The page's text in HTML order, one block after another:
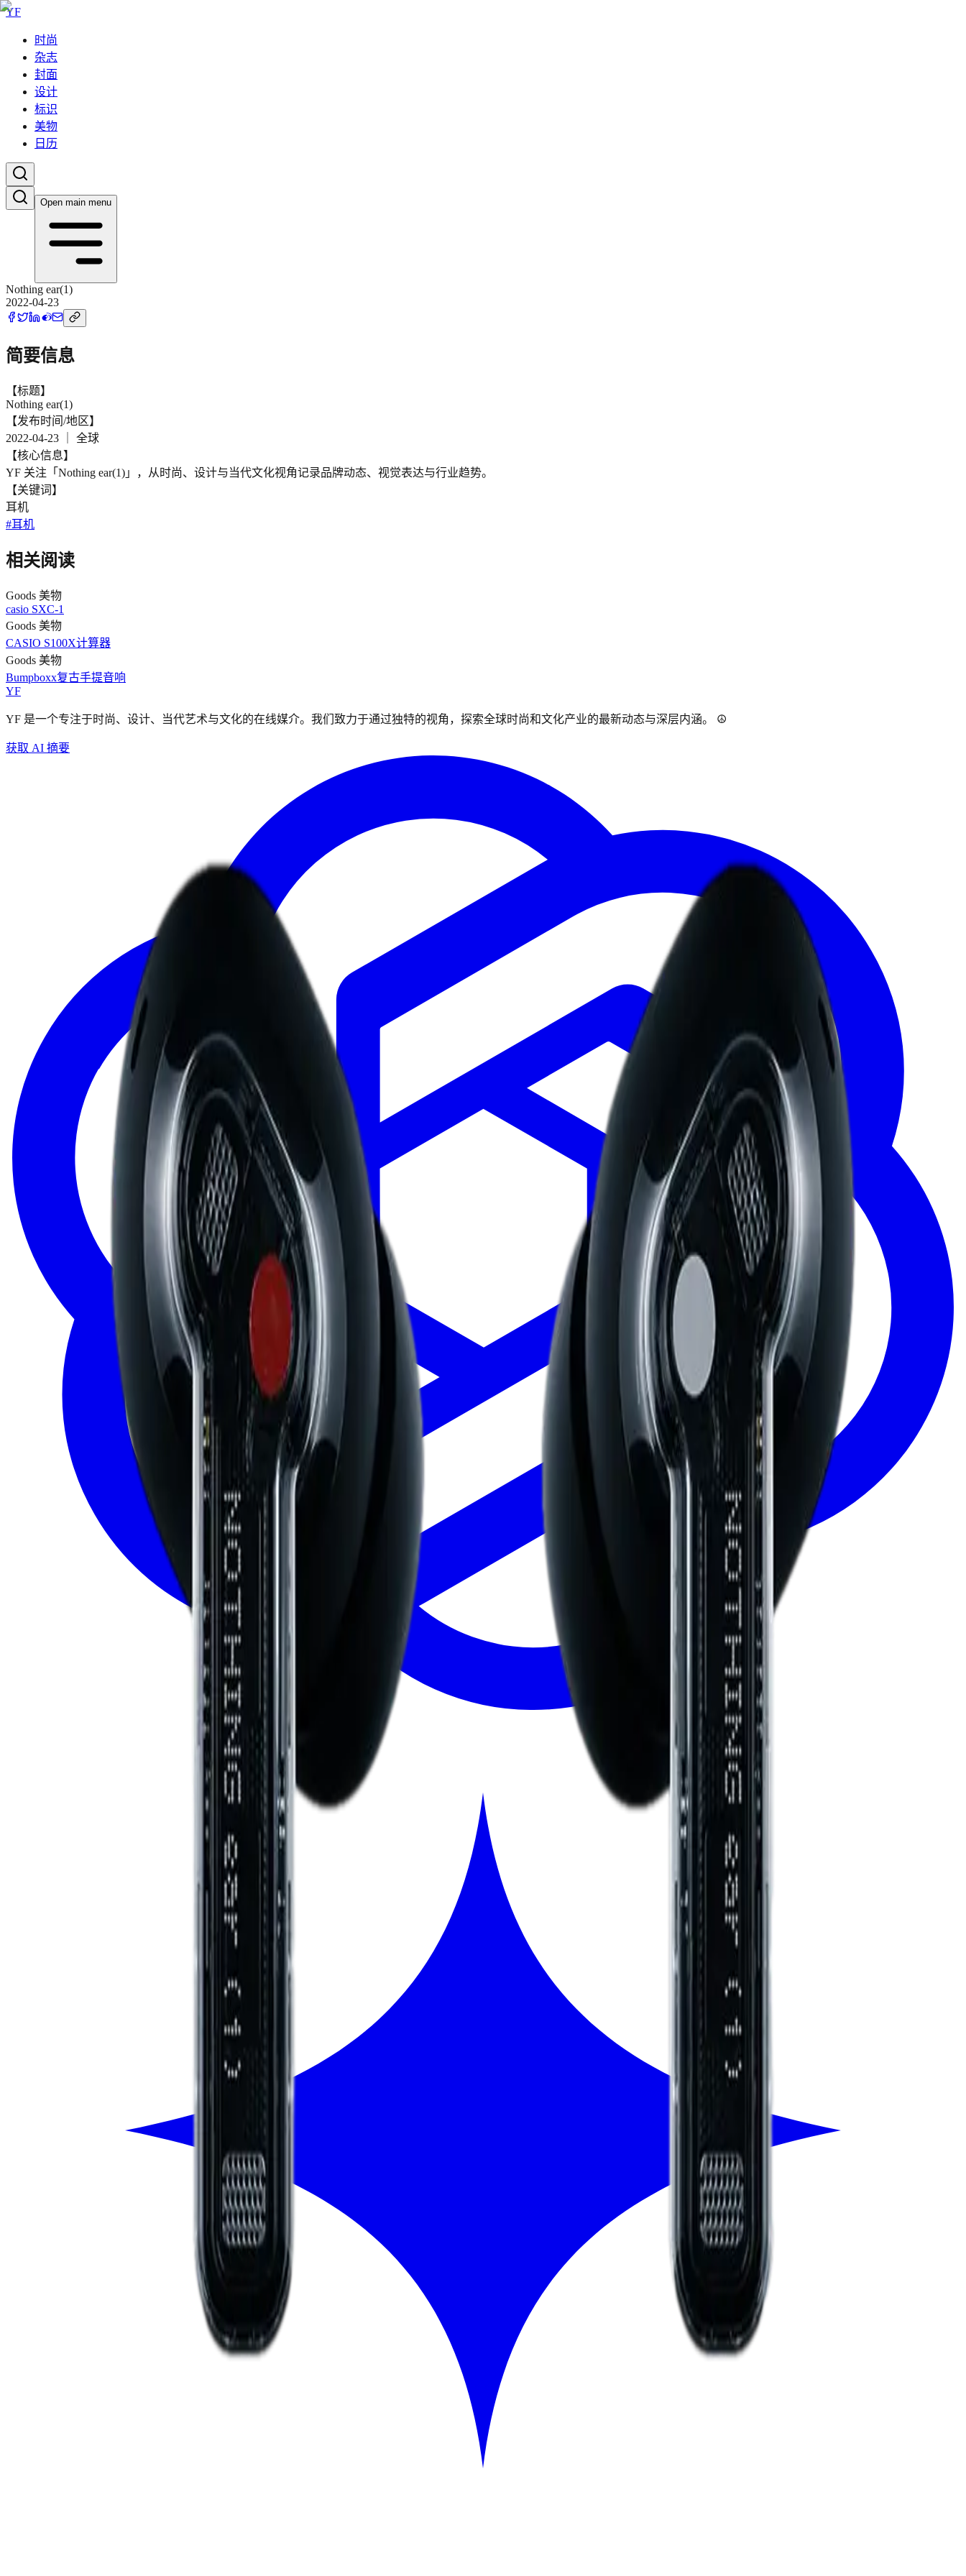
YF
时尚
杂志
封面
设计
标识
美物
日历
Open main menu
Nothing ear(1)
2022-04-23
简要信息
【标题】
Nothing ear(1)
【发布时间/地区】
2022-04-23
全球
【核心信息】
YF 关注「Nothing ear(1)」，从时尚、设计与当代文化视角记录品牌动态、视觉表达与行业趋势。
【关键词】
耳机
#耳机
相关阅读
Goods 美物
casio SXC-1
Goods 美物
CASIO S100X计算器
Goods 美物
Bumpboxx复古手提音响
YF
YF 是一个专注于时尚、设计、当代艺术与文化的在线媒介。我们致力于通过独特的视角，探索全球时尚和文化产业的最新动态与深层内涵。 ☮︎
获取 AI 摘要